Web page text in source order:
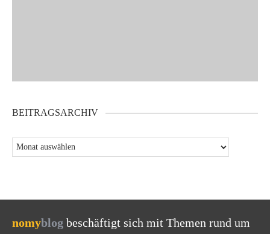
BEITRAGSARCHIV
nomyblog beschäftigt sich mit Themen rund um